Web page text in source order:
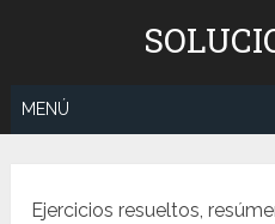
MENÚ
Ejercicios resueltos,